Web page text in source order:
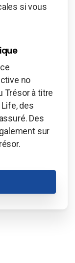
si vous
no
Trésor à titre
des
Des
sur